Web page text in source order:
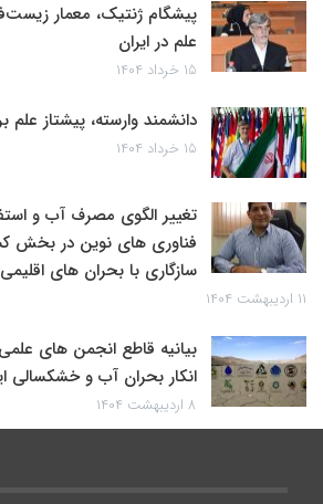
پیشگام ژنتیک، معمار
علم در ایران
۱۵ خرداد ۱۴۰۴
دانشمند وارسته، پیشتاز علم
۱۵ خرداد ۱۴۰۴
تغییر الگوی مصرف آب و
فناوری های نوین در بخش
سازگاری با بحران های اقلیمی
۱۱ اردیبهشت ۱۴۰۴
بیانیه قاطع انجمن های
انکار بحران آب و خشکسالی
۸ اردیبهشت ۱۴۰۴